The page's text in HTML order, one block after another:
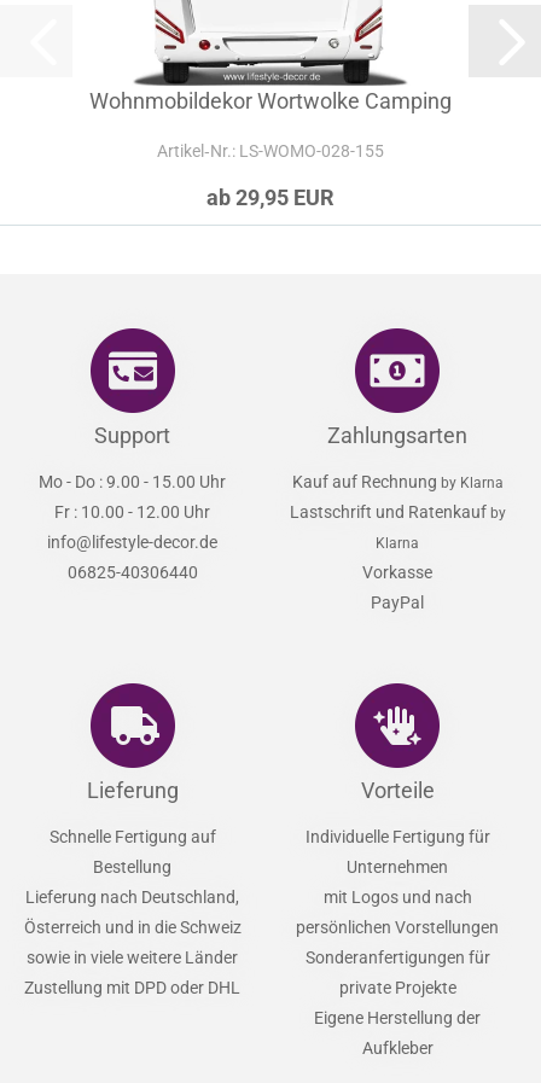
Wohnmobildekor Wortwolke Camping
Artikel‑Nr.: LS-WOMO-028-155
ab 29,95 EUR
Support
Mo - Do : 9.00 - 15.00 Uhr
Fr : 10.00 - 12.00 Uhr
info@lifestyle-decor.de
06825-40306440
Zahlungsarten
Kauf auf Rechnung by Klarna
Lastschrift und Ratenkauf by
Klarna
Vorkasse
PayPal
Lieferung
Schnelle Fertigung auf
Bestellung
Lieferung nach Deutschland,
Österreich und in die Schweiz
sowie in viele weitere Länder
Zustellung mit DPD oder DHL
Vorteile
Individuelle Fertigung für
Unternehmen
mit Logos und nach
persönlichen Vorstellungen
Sonderanfertigungen für
private Projekte
Eigene Herstellung der
Aufkleber